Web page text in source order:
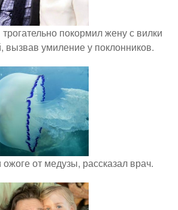
покормил жену с вилки
вызвав умиление у поклонников.
ожоге от медузы, рассказал врач.